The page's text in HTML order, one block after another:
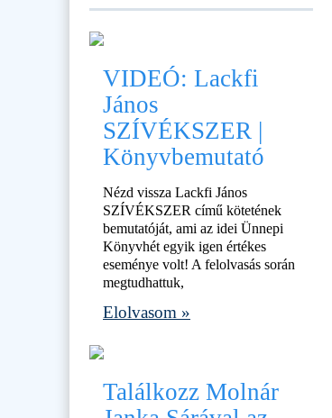
VIDEÓ: Lackfi
János
SZÍVÉKSZER |
Könyvbemutató
Nézd vissza Lackfi János
SZÍVÉKSZER című kötetének
bemutatóját, ami az idei Ünnepi
Könyvhét egyik igen értékes
eseménye volt! A felolvasás során
megtudhattuk,
Elolvasom »
Találkozz Molnár